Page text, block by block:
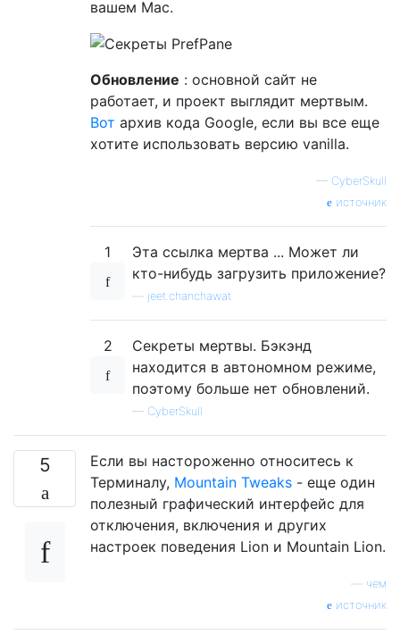
вашем Mac.
Обновление : основной сайт не
работает, и проект выглядит мертвым.
Вот архив кода Google, если вы все еще
хотите использовать версию vanilla.
— CyberSkull
источник
1
Эта ссылка мертва ... Может ли
кто-нибудь загрузить приложение?
jeet.chanchawat
2
Секреты мертвы. Бэкэнд
находится в автономном режиме,
поэтому больше нет обновлений.
— CyberSkull
5
Если вы настороженно относитесь к
Терминалу, Mountain Tweaks - еще один
полезный графический интерфейс для
отключения, включения и других
настроек поведения Lion и Mountain Lion.
чем
источник